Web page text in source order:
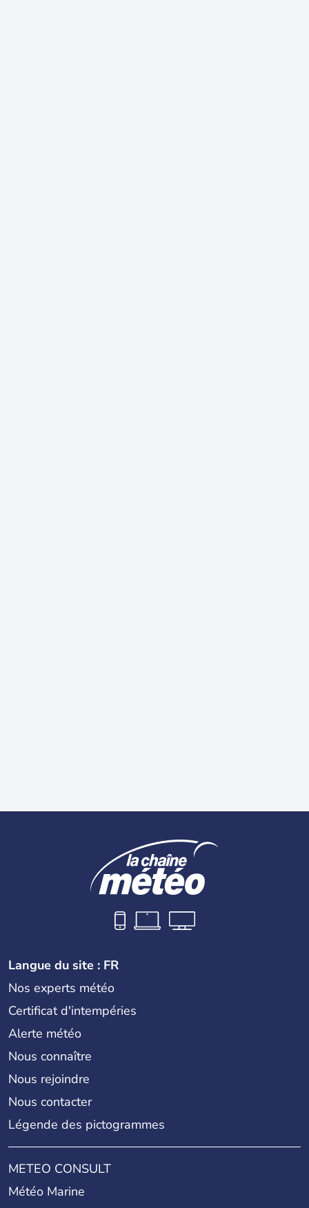
Langue du site : FR
Nos experts météo
Certificat d'intempéries
Alerte météo
Nous connaître
Nous rejoindre
Nous contacter
Légende des pictogrammes
METEO CONSULT
Météo Marine